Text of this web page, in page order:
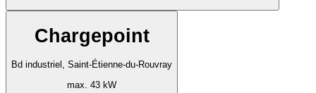
Chargepoint
Bd industriel, Saint-Étienne-du-Rouvray
max. 43 kW